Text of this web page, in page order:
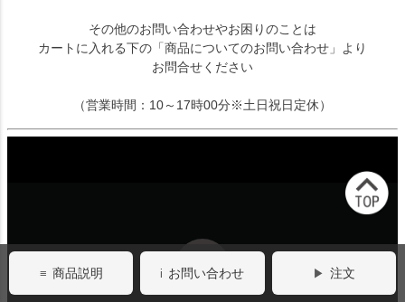
その他のお問い合わせやお困りのことは
カートに入れる下の「商品についてのお問い合わせ」より
お問合せください
（営業時間：10～17時00分※土日祝日定休）
商品説明 お問い合わせ 注文